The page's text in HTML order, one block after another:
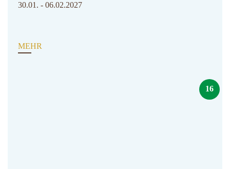
30.01. - 06.02.2027
MEHR
16